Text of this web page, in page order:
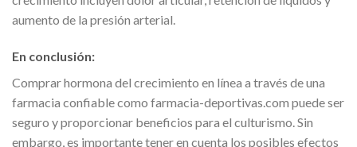
aumento de la presión arterial.
En conclusión:
Comprar hormona del crecimiento en línea a través de una
farmacia confiable como farmacia-deportivas.com puede ser
seguro y proporcionar beneficios para el culturismo. Sin
embargo, es importante tener en cuenta los posibles efectos